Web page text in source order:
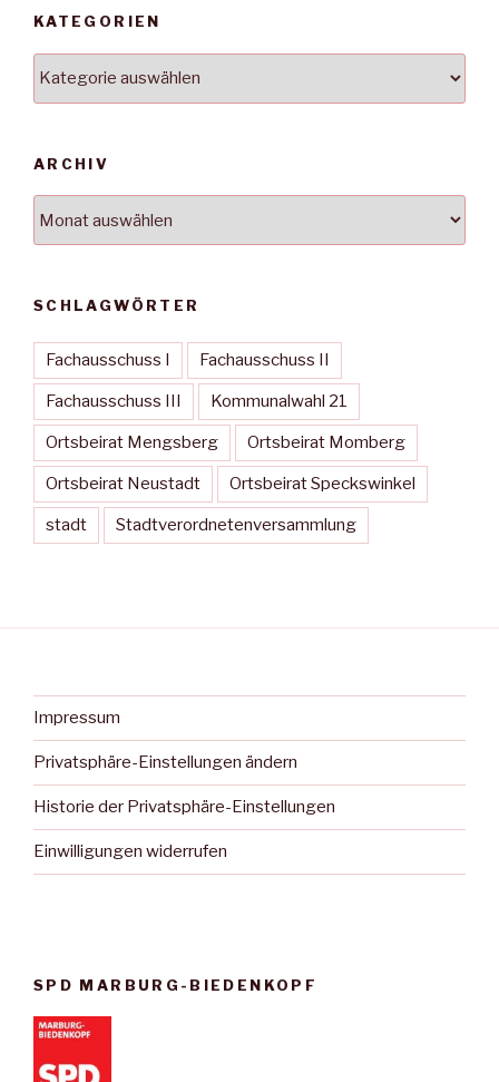
KATEGORIEN
ARCHIV
SCHLAGWÖRTER
Fachausschuss I Fachausschuss II
Fachausschuss III Kommunalwahl 21
Ortsbeirat Mengsberg Ortsbeirat Momberg
Ortsbeirat Neustadt Ortsbeirat Speckswinkel
stadt Stadtverordnetenversammlung
Impressum
Privatsphäre-Einstellungen ändern
Historie der Privatsphäre-Einstellungen
Einwilligungen widerrufen
SPD MARBURG-BIEDENKOPF